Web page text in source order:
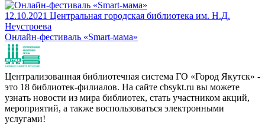
12.10.2021 Центральная городская библиотека им. Н.Д.
Неустроева
Онлайн-фестиваль «Smart-мама»
Централизованная библиотечная система ГО «Город Якутск» -
это 18 библиотек-филиалов. На сайте cbsykt.ru вы можете
узнать новости из мира библиотек, стать участником акций,
мероприятий, а также воспользоваться электронными
услугами!